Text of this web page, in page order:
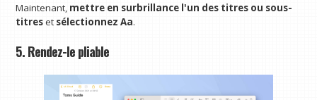
Maintenant, mettre en surbrillance l'un des titres ou sous-
titreset sélectionnez Aa.
5. Rendez-le pliable